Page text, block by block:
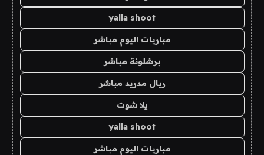
yalla shoot
مباريات اليوم مباشر
برشلونة مباشر
ريال مدريد مباشر
يلا شوت
yalla shoot
مباريات اليوم مباشر